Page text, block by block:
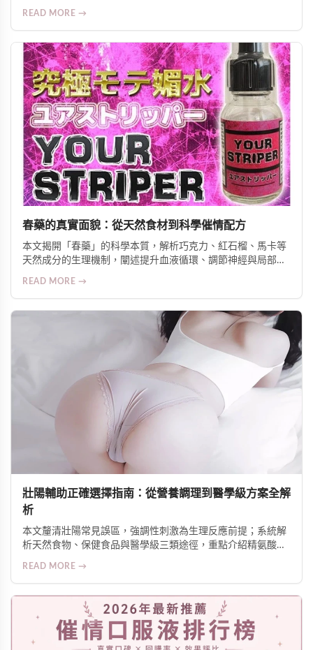
READ MORE →
春藥的真實面貌：從天然食材到科學催情配方
本文揭開「春藥」的科學本質，解析巧克力、紅石榴、馬卡等
天然成分的生理機制，闡述提升血液循環、調節神經與局部升
READ MORE →
壯陽輔助正確選擇指南：從營養調理到醫學級方案全解
析
本文釐清壯陽常見誤區，強調性刺激為生理反應前提；系統解
析天然食物、保健食品與醫學級三類途徑，重點介紹精氨酸潤
READ MORE →